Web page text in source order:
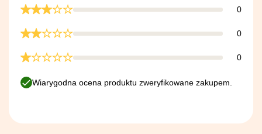
0
0
0
Wiarygodna ocena produktu zweryfikowane zakupem.